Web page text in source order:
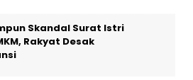
Skandal Surat Istri
Rakyat Desak